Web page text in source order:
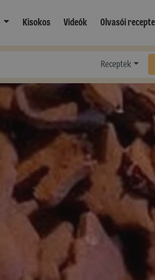
Kisokos Videók Olvasói
Receptek